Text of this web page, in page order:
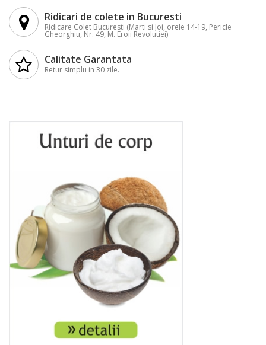
Ridicari de colete in Bucuresti
Ridicare Colet Bucuresti (Marti si Joi, orele 14-19, Pericle
Gheorghiu, Nr. 49, M. Eroii Revolutiei)
Calitate Garantata
Retur simplu in 30 zile.